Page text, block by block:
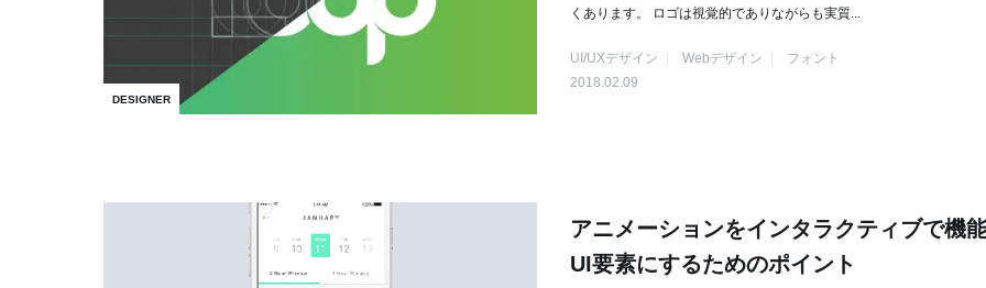
DESIGNER
くあります。 ロゴは視覚的でありながらも実質...
UI/UXデザイン Webデザイン
フォント
2018.02.09
アニメーションをインタラクティブで機
UI要素にするためのポイント